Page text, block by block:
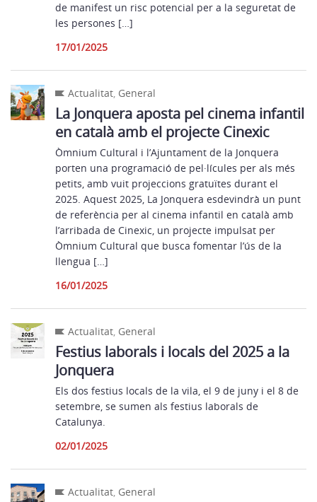
de manifest un risc potencial per a la seguretat de
les persones […]
17/01/2025
Actualitat, General
La Jonquera aposta pel cinema infantil
en català amb el projecte Cinexic
Òmnium Cultural i l’Ajuntament de la Jonquera
porten una programació de pel·lícules per als més
petits, amb vuit projeccions gratuïtes durant el
2025. Aquest 2025, La Jonquera esdevindrà un punt
de referència per al cinema infantil en català amb
l’arribada de Cinexic, un projecte impulsat per
Òmnium Cultural que busca fomentar l’ús de la
llengua […]
16/01/2025
Actualitat, General
Festius laborals i locals del 2025 a la
Jonquera
Els dos festius locals de la vila, el 9 de juny i el 8 de
setembre, se sumen als festius laborals de
Catalunya.
02/01/2025
Actualitat, General